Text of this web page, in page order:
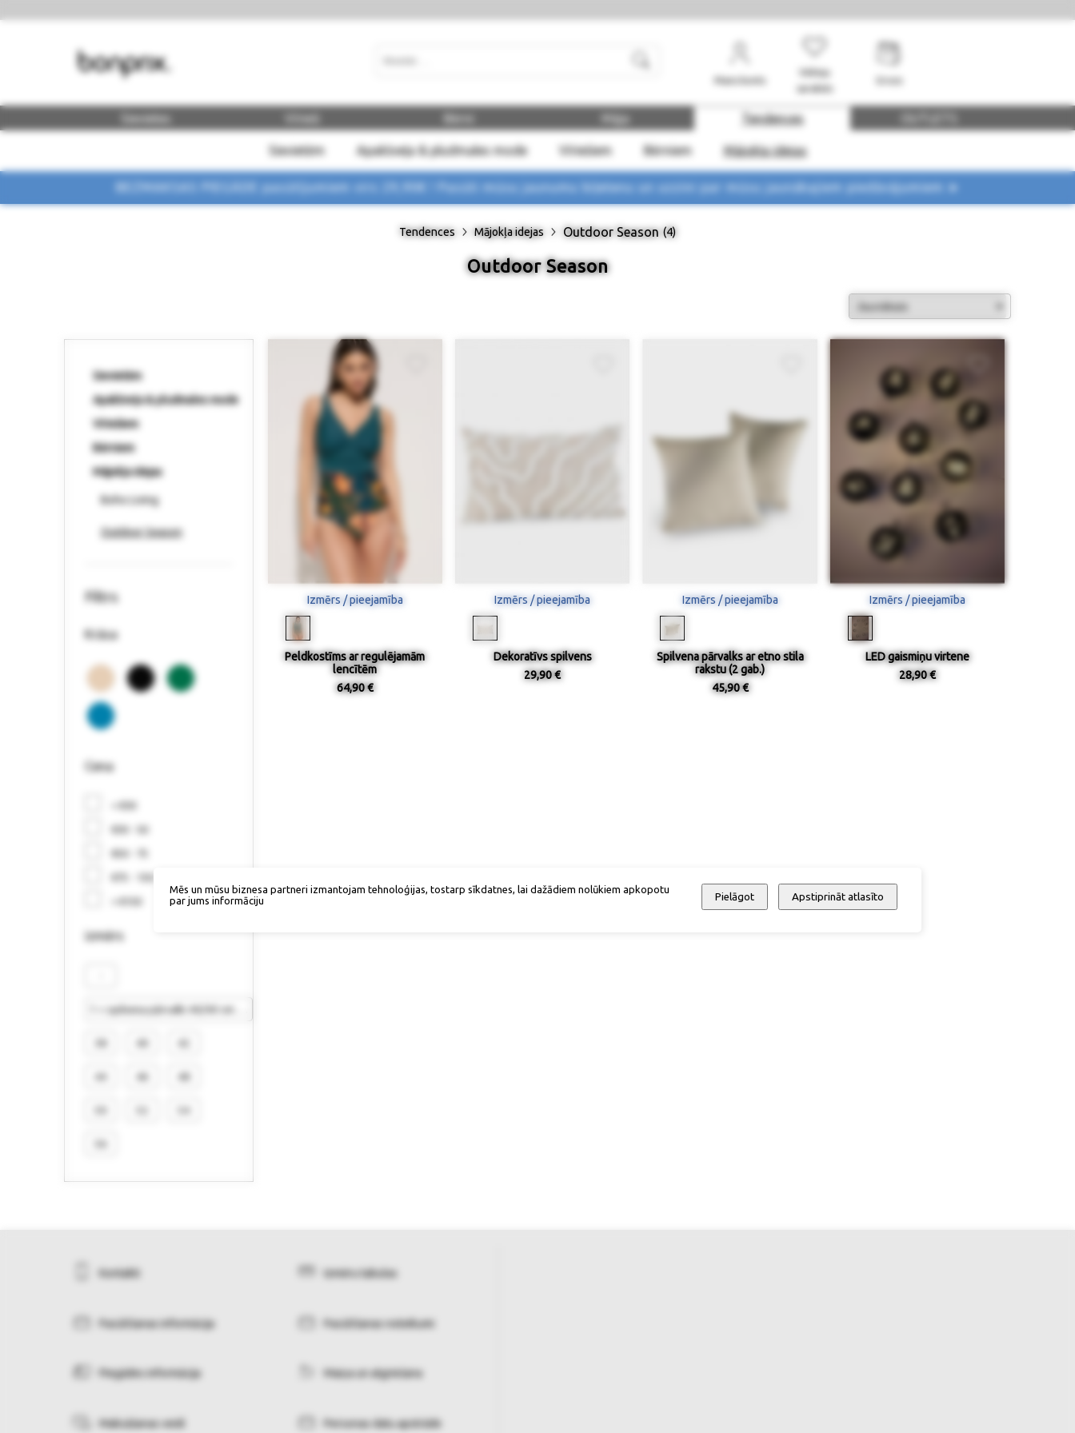
Mans konts
Vēlmju
saraksts
Sievietes Vīrieši Māja Tendences
Sievietēm Apakšveļa & pludmales mode Vīriešiem Bērniem Mājokļa idejas
BEZMAKSAS PIEGĀDE pasūtījumiem virs 29,90€ ! Pasūti mūsu jaunumu biļetenu un uzzini par mūsu jaunākajiem piedāvājumiem ➤
Tendences Mājokļa idejas Outdoor Season (4)
Outdoor Season
Sievietēm
Apakšveļa & pludmales mode
Vīriešiem
Bērniem
Mājokļa idejas
Boho Living
Outdoor Season
Filtrs
Krāsa
Cena
< €30
€30 - 50
€50 - 75
€75 - 150
> €150
izmērs
1 = spilvena pārvalki 40/40 cm (2 gab.)
Izmērs / pieejamība
Peldkostīms ar regulējamām
lencītēm
64,90 €
Izmērs / pieejamība
Dekoratīvs spilvens
29,90 €
Izmērs / pieejamība
Spilvena pārvalks ar etno stila
rakstu (2 gab.)
45,90 €
Izmērs / pieejamība
LED gaismiņu virtene
28,90 €
Kontakti Izmēru tabulas
Pasūtīšanas informācija Pasūtīšanas noteikumi
Piegādes informācija Maiņa un atgriešana
Maksāšanas veidi Personas datu apstrāde
Mēs un mūsu biznesa partneri izmantojam tehnoloģijas, tostarp sīkdatnes, lai dažādiem nolūkiem apkopotu
par jums informāciju
Pielāgot Apstiprināt atlasīto